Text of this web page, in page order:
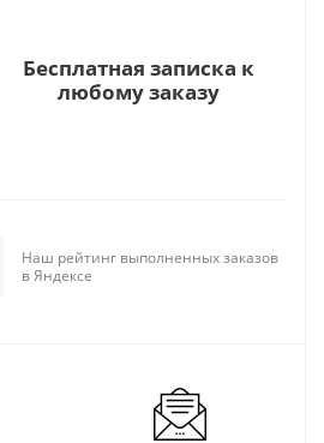
Бесплатная записка к
любому заказу
Наш рейтинг выполненных заказов
в Яндексе